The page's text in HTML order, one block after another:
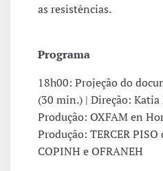
as resistências.
Programa
18h00: Projeção do
(30 min.) | Direção: Katia
Produção: OXFAM en
Produção: TERCER
COPINH e OFRANEH